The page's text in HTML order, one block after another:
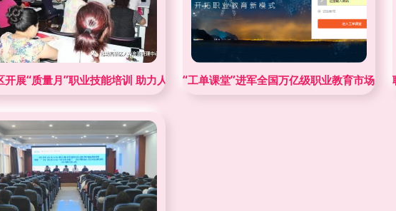
开展“质量月”职业技能培训 助力人才队伍建设“工单课堂”进军全国万亿级职业教育市场 职